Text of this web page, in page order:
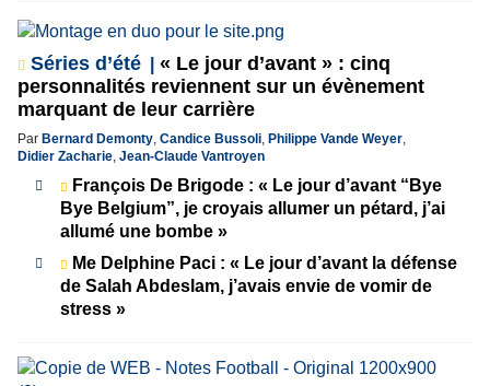
Séries d’été
« Le jour d’avant » : cinq
personnalités reviennent sur un évènement
marquant de leur carrière
Par Bernard Demonty, Candice Bussoli, Philippe Vande Weyer,
Didier Zacharie, Jean-Claude Vantroyen
François De Brigode : « Le jour d’avant “Bye
Bye Belgium”, je croyais allumer un pétard, j’ai
allumé une bombe »
Me Delphine Paci : « Le jour d’avant la défense
de Salah Abdeslam, j’avais envie de vomir de
stress »